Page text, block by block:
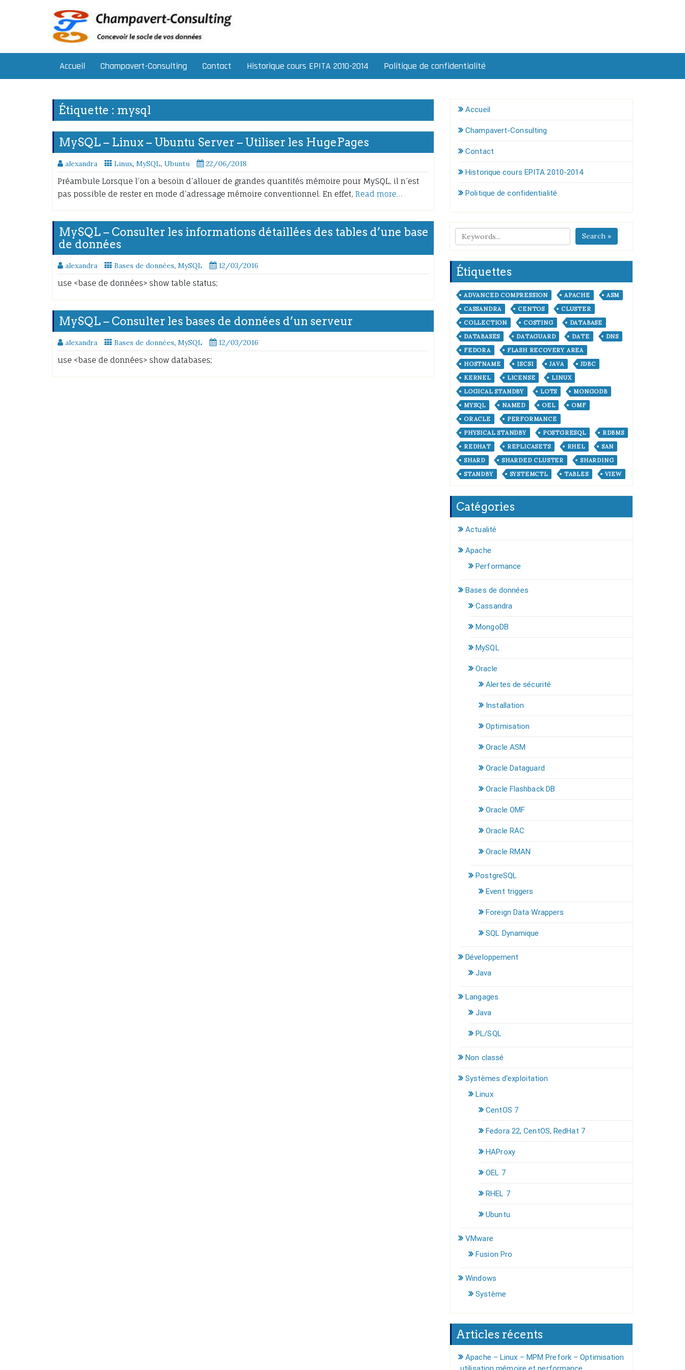
Accueil Champavert-Consulting Contact Historique cours EPITA 2010-2014 Politique de confidentialité
Étiquette : mysql
MySQL – Linux – Ubuntu Server – Utiliser les HugePages
alexandra Linux, MySQL, Ubuntu 22/06/2018
Préambule Lorsque l’on a besoin d’allouer de grandes quantités mémoire pour MySQL, il n’est
pas possible de rester en mode d’adressage mémoire conventionnel. En effet, Read more…
MySQL – Consulter les informations détaillées des tables d’une base
de données
alexandra Bases de données, MySQL 12/03/2016
use <base de données> show table status;
MySQL – Consulter les bases de données d’un serveur
alexandra Bases de données, MySQL 12/03/2016
use <base de données> show databases;
Accueil
Champavert-Consulting
Contact
Historique cours EPITA 2010-2014
Politique de confidentialité
Search »
Étiquettes
ADVANCED COMPRESSION APACHE
ASM
CASSANDRA
CENTOS
CLUSTER
COLLECTION
COSTING
DATABASE
DATABASES
DATAGUARD DATE
DNS
FEDORA
FLASH RECOVERY AREA
HOSTNAME
ISCSI JAVA
JDBC
KERNEL
LICENSE
LINUX
LOGICAL STANDBY
LOTS
MONGODB
MYSQL
NAMED OEL
OMF
ORACLE
PERFORMANCE
PHYSICAL STANDBY
POSTGRESQL
RDBMS
REDHAT
REPLICASETS RHEL
SAN
SHARD
SHARDED CLUSTER
SHARDING
STANDBY
SYSTEMCTL TABLES VIEW
Catégories
Actualité
Apache
Performance
Bases de données
Cassandra
MongoDB
MySQL
Oracle
Alertes de sécurité
Installation
Optimisation
Oracle ASM
Oracle Dataguard
Oracle Flashback DB
Oracle OMF
Oracle RAC
Oracle RMAN
PostgreSQL
Event triggers
Foreign Data Wrappers
SQL Dynamique
Développement
Java
Langages
Java
PL/SQL
Non classé
Systèmes d'exploitation
Linux
CentOS 7
Fedora 22, CentOS, RedHat 7
HAProxy
OEL 7
RHEL 7
Ubuntu
VMware
Fusion Pro
Windows
Système
Articles récents
Apache – Linux – MPM Prefork – Optimisation